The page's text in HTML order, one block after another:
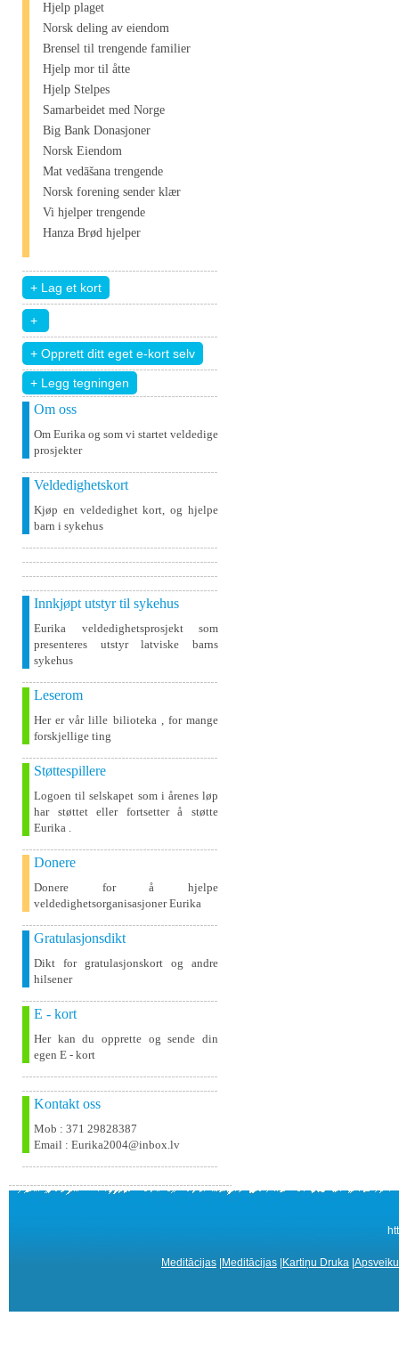
Hjelp plaget
Norsk deling av eiendom
Brensel til trengende familier
Hjelp mor til åtte
Hjelp Stelpes
Samarbeidet med Norge
Big Bank Donasjoner
Norsk Eiendom
Mat vedāšana trengende
Norsk forening sender klær
Vi hjelper trengende
Hanza Brød hjelper
+ Legg tegningen
Om oss
Om Eurika og som vi startet veldedige
prosjekter
Veldedighetskort
Kjøp en veldedighet kort, og hjelpe
barn i sykehus
Innkjøpt utstyr til sykehus
Eurika veldedighetsprosjekt som
presenteres utstyr latviske barns
sykehus
Leserom
Her er vår lille bilioteka , for mange
forskjellige ting
Støttespillere
Logoen til selskapet som i årenes løp
har støttet eller fortsetter å støtte
Eurika .
Donere
Donere for å hjelpe
veldedighetsorganisasjoner Eurika
Gratulasjonsdikt
Dikt for gratulasjonskort og andre
hilsener
E - kort
Her kan du opprette og sende din
egen E - kort
Kontakt oss
Mob : 371 29828387
Email : Eurika2004@inbox.lv
Meditācijas Meditācijas Kartiņu Druka